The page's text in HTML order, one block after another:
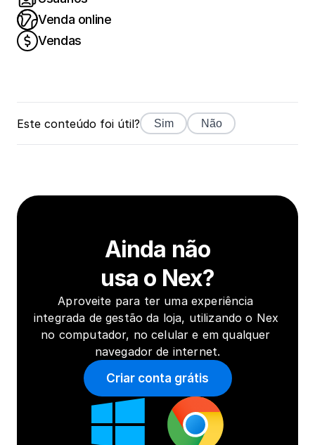
Venda online
Vendas
Este conteúdo foi útil? Sim Não
Ainda não
usa o Nex?
Aproveite para ter uma experiência
integrada de gestão da loja, utilizando o Nex
no computador, no celular e em qualquer
navegador de internet.
Criar conta grátis